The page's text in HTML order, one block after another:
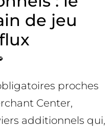
de jeu
proches
Center,
additionnels qui,